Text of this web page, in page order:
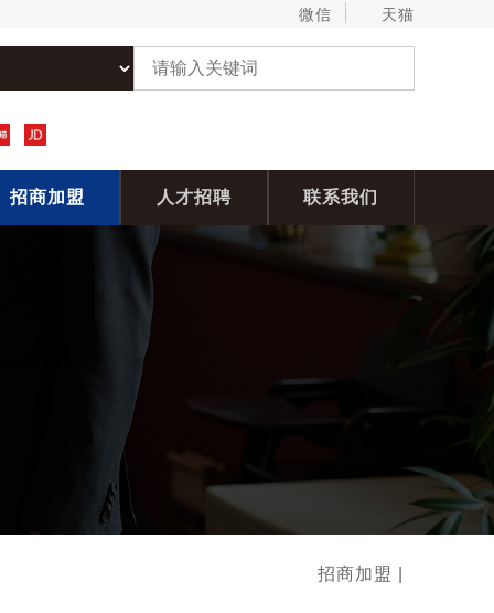
微信 天猫
招商加盟 人才招聘 联系我们
招商加盟 |